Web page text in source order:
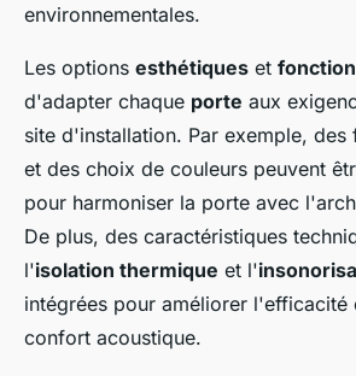
environnementales.
Les options esthétiques et
d'adapter chaque porte aux
site d'installation. Par exemple, des
et des choix de couleurs peuvent
pour harmoniser la porte avec
De plus, des caractéristiques
l'isolation thermique et l'
intégrées pour améliorer l'efficacité
confort acoustique.